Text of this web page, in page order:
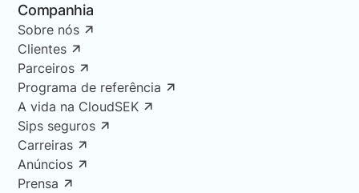
Companhia
Sobre nós
Clientes
Parceiros
Programa de referência
A vida na CloudSEK
Sips seguros
Carreiras
Anúncios
Prensa